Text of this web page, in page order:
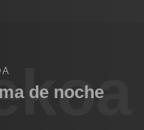
de noche